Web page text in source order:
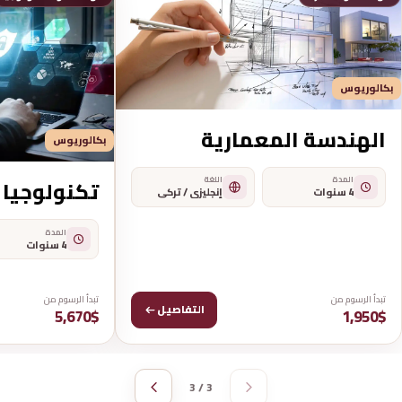
بكالوريوس
الهندسة المعمارية
المدة
4 سنوات
اللغة
إنجليزي / تركي
تبدأ الرسوم من
1,950$ التفاصيل
بكالوريوس
المدة
4 سنوات
تبدأ الرسوم من
5,670$
3 / 3